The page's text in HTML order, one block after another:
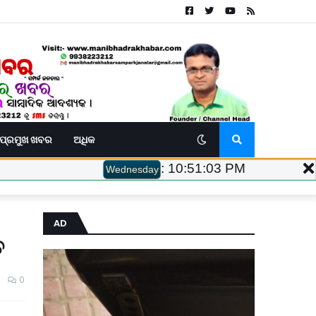
ପ୍ରମୁଖ ଖବର ଅଧିକ
Wednesday : 10:51:04 PM
0
AD